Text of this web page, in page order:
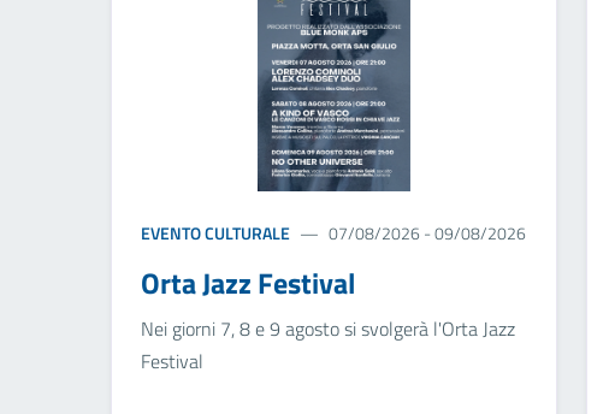
EVENTO CULTURALE 07/08/2026 - 09/08/2026
Orta Jazz Festival
Nei giorni 7, 8 e 9 agosto si svolgerà l'Orta Jazz
Festival